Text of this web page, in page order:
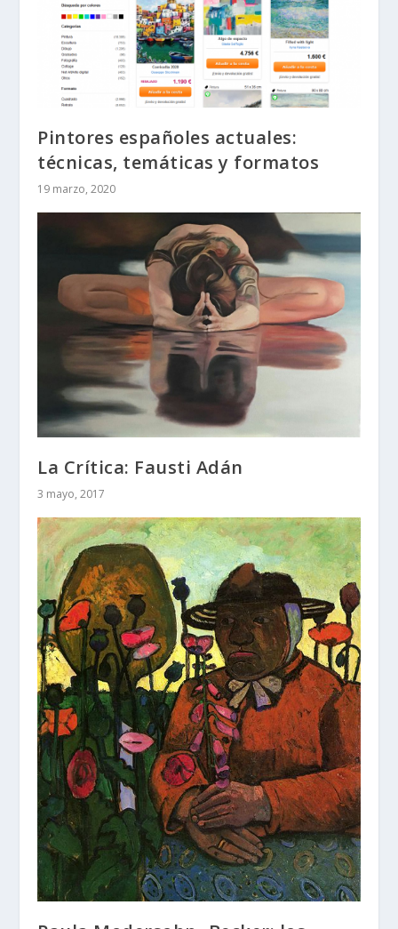
Pintores españoles actuales:
técnicas, temáticas y formatos
19 marzo, 2020
La Crítica: Fausti Adán
3 mayo, 2017